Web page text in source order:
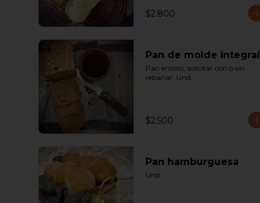
$2.800
Pan de molde integral
Pan entero, solicitar con o sin
rebanar. Und.
$2.500
Pan hamburguesa
Und.